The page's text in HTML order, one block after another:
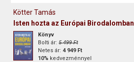
Kötter Tamás
Isten hozta az Európai Birodalomban
Könyv
Bolti ár:5 499 Ft
Netes ár:4 949 Ft
10% kedvezménnyel